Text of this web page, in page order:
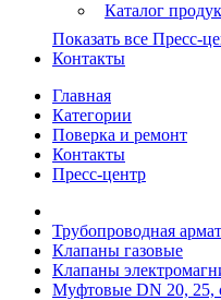
Каталог
Показать все Пресс-
Контакты
Главная
Категории
Поверка и ремонт
Контакты
Пресс-центр
Трубопроводная
Клапаны газовые
Клапаны
Муфтовые DN 20, 25,